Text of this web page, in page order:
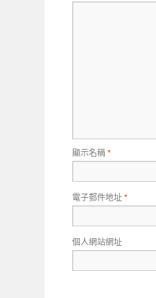
顯示名稱*
電子郵件地址*
個人網站網址